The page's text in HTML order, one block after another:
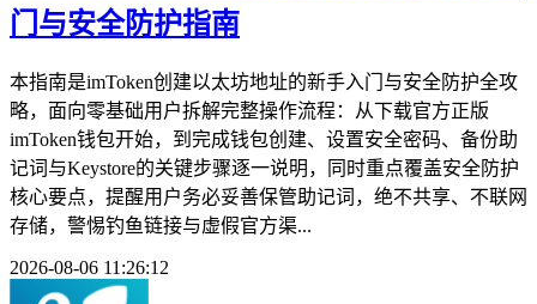
门与安全防护指南
本指南是imToken创建以太坊地址的新手入门与安全防护全攻
略，面向零基础用户拆解完整操作流程：从下载官方正版
imToken钱包开始，到完成钱包创建、设置安全密码、备份助
记词与Keystore的关键步骤逐一说明，同时重点覆盖安全防护
核心要点，提醒用户务必妥善保管助记词，绝不共享、不联网
存储，警惕钓鱼链接与虚假官方渠...
2026-08-06 11:26:12